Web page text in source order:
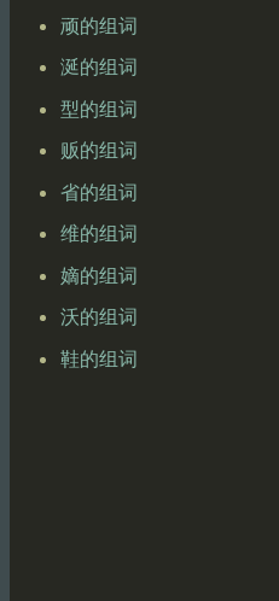
顽的组词
涎的组词
型的组词
贩的组词
省的组词
维的组词
嫡的组词
沃的组词
鞋的组词